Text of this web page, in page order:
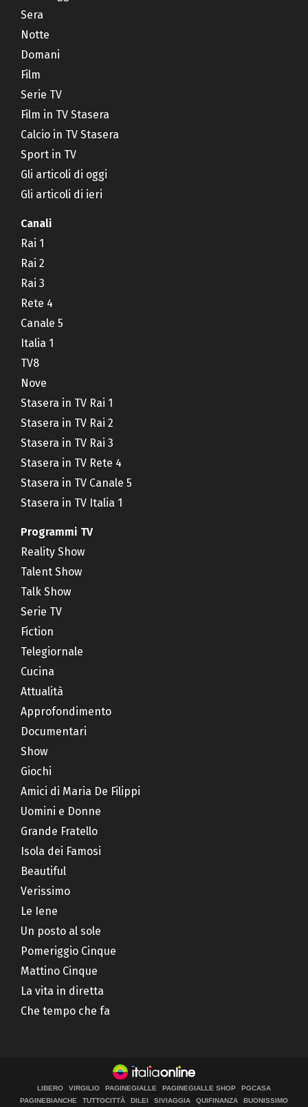
Sera
Notte
Domani
Film
Serie TV
Film in TV Stasera
Calcio in TV Stasera
Sport in TV
Gli articoli di oggi
Gli articoli di ieri
Canali
Rai 1
Rai 2
Rai 3
Rete 4
Canale 5
Italia 1
TV8
Nove
Stasera in TV Rai 1
Stasera in TV Rai 2
Stasera in TV Rai 3
Stasera in TV Rete 4
Stasera in TV Canale 5
Stasera in TV Italia 1
Programmi TV
Reality Show
Talent Show
Talk Show
Serie TV
Fiction
Telegiornale
Cucina
Attualità
Approfondimento
Documentari
Show
Giochi
Amici di Maria De Filippi
Uomini e Donne
Grande Fratello
Isola dei Famosi
Beautiful
Verissimo
Le Iene
Un posto al sole
Pomeriggio Cinque
Mattino Cinque
La vita in diretta
Che tempo che fa
LIBERO VIRGILIO PAGINEGIALLE PAGINEGIALLE SHOP
PGCASA
PAGINEBIANCHE
TUTTOCITTÀ DILEI SIVIAGGIA QUIFINANZA BUONISSIMO